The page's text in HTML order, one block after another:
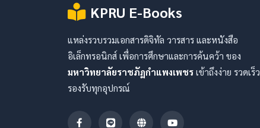
KPRU E-Books
แหล่งรวบรวมเอกสารดิจิทัล วารสาร และหนังสือ
อิเล็กทรอนิกส์ เพื่อการศึกษาและการค้นคว้า ของ
มหาวิทยาลัยราชภัฏกำแพงเพชร เข้าถึงง่าย รวดเร็ว
รองรับทุกอุปกรณ์